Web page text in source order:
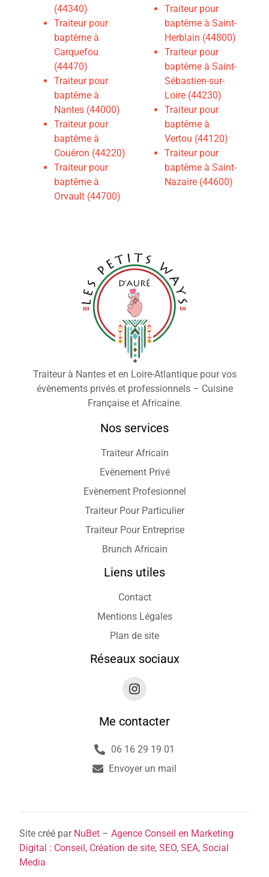
(44340)
Traiteur pour
baptême à
Carquefou
(44470)
Traiteur pour
baptême à
Nantes (44000)
Traiteur pour
baptême à
Couëron (44220)
Traiteur pour
baptême à
Orvault (44700)
Traiteur pour
baptême à Saint-
Herblain (44800)
Traiteur pour
baptême à Saint-
Sébastien-sur-
Loire (44230)
Traiteur pour
baptême à
Vertou (44120)
Traiteur pour
baptême à Saint-
Nazaire (44600)
Traiteur à Nantes et en Loire-Atlantique pour vos
évènements privés et professionnels – Cuisine
Française et Africaine.
Nos services
Traiteur Africain
Evènement Privé
Evènement Profesionnel
Traiteur Pour Particulier
Traiteur Pour Entreprise
Brunch Africain
Liens utiles
Contact
Mentions Légales
Plan de site
Réseaux sociaux
Me contacter
06 16 29 19 01
Envoyer un mail
Site créé par NuBet – Agence Conseil en Marketing
Digital : Conseil, Création de site, SEO, SEA, Social
Media